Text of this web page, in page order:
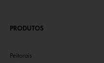
PRODUTOS
Peitorais